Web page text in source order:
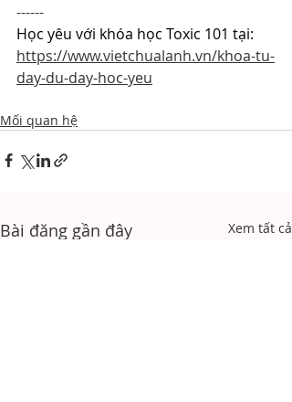
------
Học yêu với khóa học Toxic 101 tại:
https://www.vietchualanh.vn/khoa-tu-
day-du-day-hoc-yeu
Mối quan hệ
Bài đăng gần đây Xem tất cả